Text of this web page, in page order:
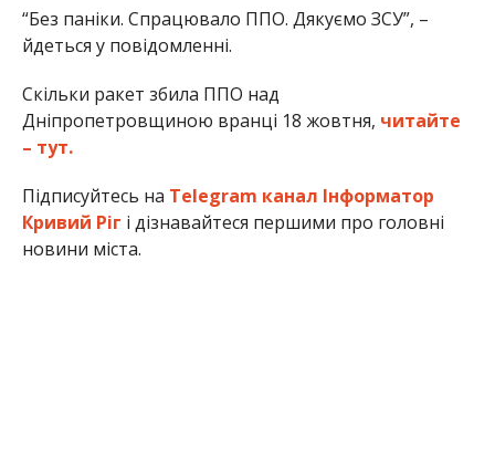
“Без паніки. Спрацювало ППО. Дякуємо ЗСУ”, –
йдеться у повідомленні.
Скільки ракет збила ППО над
Дніпропетровщиною вранці 18 жовтня, читайте
– тут.
Підписуйтесь на Telegram канал Інформатор
Кривий Ріг і дізнавайтеся першими про головні
новини міста.